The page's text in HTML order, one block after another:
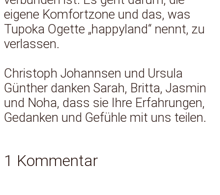
eigene Komfortzone und das, was
Tupoka Ogette „happyland“ nennt, zu
verlassen.
Christoph Johannsen und Ursula
Günther danken Sarah, Britta, Jasmin
und Noha, dass sie Ihre Erfahrungen,
Gedanken und Gefühle mit uns teilen.
1 Kommentar